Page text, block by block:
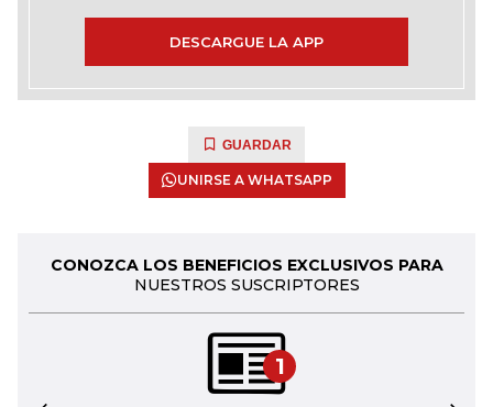
DESCARGUE LA APP
GUARDAR
UNIRSE A WHATSAPP
CONOZCA LOS BENEFICIOS EXCLUSIVOS PARA
NUESTROS SUSCRIPTORES
1